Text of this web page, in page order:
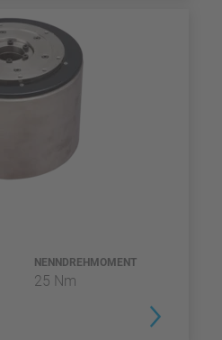
NENNDREHMOMENT
25 Nm